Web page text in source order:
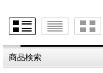
商品検索